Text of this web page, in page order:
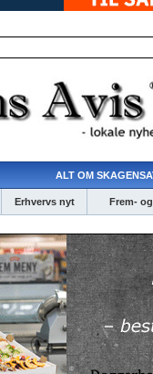
ALT OM
Erhvervs nyt Frem-